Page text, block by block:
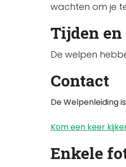
wachten om je
Tijden
De welpen
Contact
De Welpenleiding
Kom een keer
Enkele